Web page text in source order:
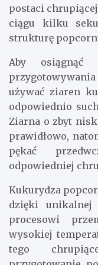
postaci
ciągu kilku
strukturę
Aby osiągnąć
używać ziaren
odpowiednio
Ziarna o zbyt
prawidłowo,
pękać
odpowiedniej
Kukurydza
dzięki unikalnej
procesowi
wysokiej
tego